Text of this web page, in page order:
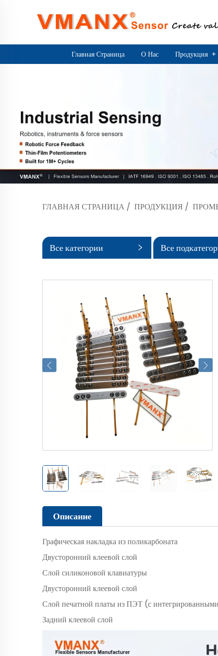
Главная Страница О Нас Продукция +
ГЛАВНАЯ СТРАНИЦА / ПРОДУКЦИЯ /
Все категории Все
Описание
Графическая накладка из поликарбоната
Двусторонний клеевой слой
Слой силиконовой клавиатуры
Двусторонний клеевой слой
Слой печатной платы из ПЭТ (с
Задний клеевой слой